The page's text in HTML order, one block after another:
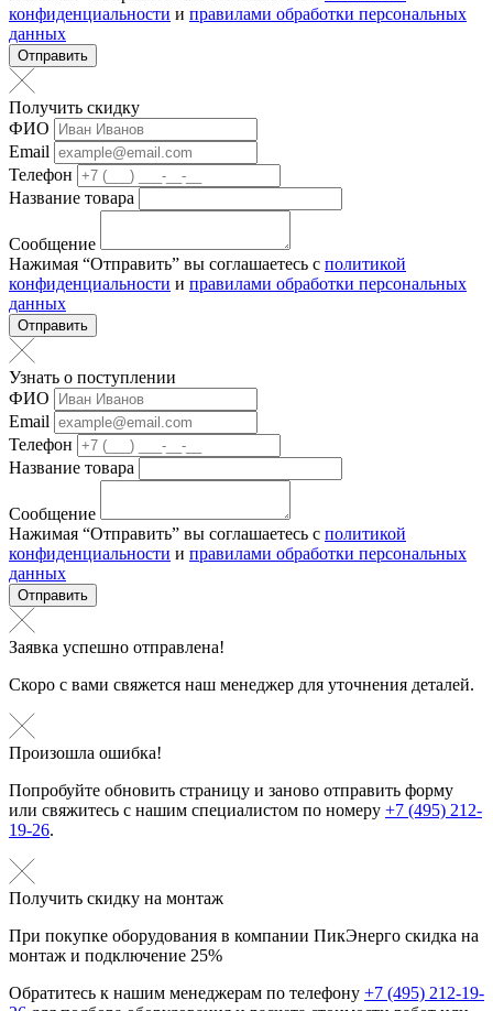
конфиденциальности и правилами обработки персональных
данных
Отправить
Получить скидку
ФИО
Email
Телефон
Название товара
Сообщение
Нажимая “Отправить” вы соглашаетесь с политикой
конфиденциальности и правилами обработки персональных
данных
Отправить
Узнать о поступлении
ФИО
Email
Телефон
Название товара
Сообщение
Нажимая “Отправить” вы соглашаетесь с политикой
конфиденциальности и правилами обработки персональных
данных
Отправить
Заявка успешно отправлена!
Скоро с вами свяжется наш менеджер для уточнения деталей.
Произошла ошибка!
Попробуйте обновить страницу и заново отправить форму
или свяжитесь с нашим специалистом по номеру +7 (495) 212-
19-26.
Получить скидку на монтаж
При покупке оборудования в компании ПикЭнерго скидка на
монтаж и подключение 25%
Обратитесь к нашим менеджерам по телефону +7 (495) 212-19-